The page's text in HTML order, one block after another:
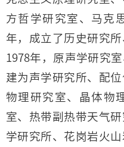
方哲学研究室、马克
年，成立了历史研究
1978年，原声学研究
建为声学研究所、配
物理研究室、晶体物
室、热带副热带天气
学研究所、花岗岩火